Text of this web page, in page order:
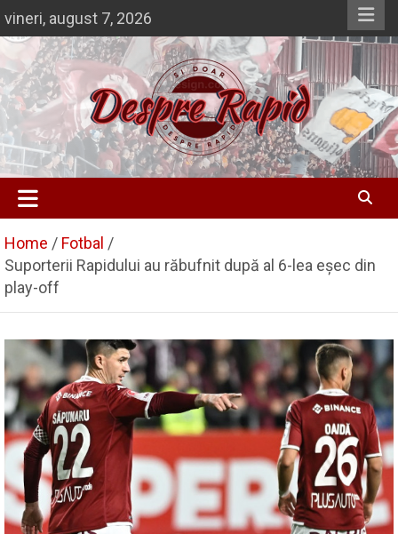
to
content
vineri, august 7, 2026
Despre Rapid
Si doar … despre Rapid
Home
Fotbal
Suporterii Rapidului au răbufnit după al 6-lea eșec din
play-off